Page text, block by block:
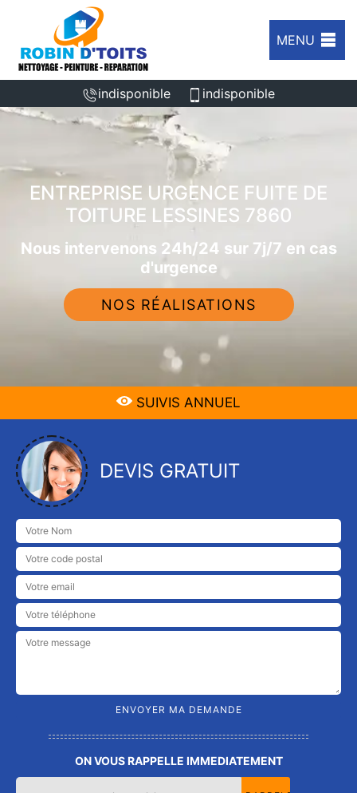
MENU
indisponible indisponible
ENTREPRISE URGENCE FUITE DE
TOITURE LESSINES 7860
Nous intervenons 24h/24 sur 7j/7 en cas
d'urgence
NOS RÉALISATIONS
SUIVIS ANNUEL
DEVIS GRATUIT
ON VOUS RAPPELLE IMMEDIATEMENT